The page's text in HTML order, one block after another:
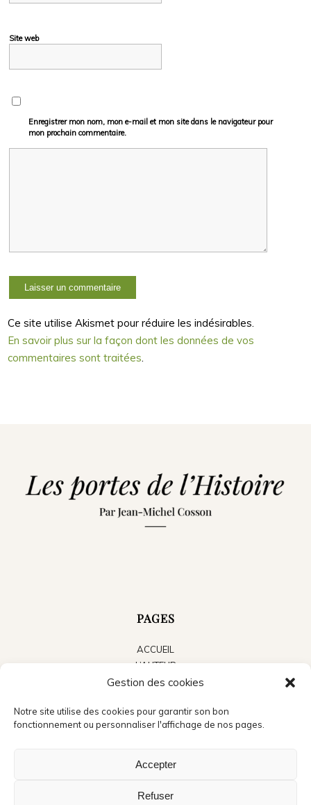
Gestion des cookies
Notre site utilise des cookies pour garantir son bon
fonctionnement ou personnaliser l'affichage de nos pages.
Accepter
Refuser
Site web
Enregistrer mon nom, mon e-mail et mon site dans le navigateur pour
mon prochain commentaire.
Ce site utilise Akismet pour réduire les indésirables.
En savoir plus sur la façon dont les données de vos
commentaires sont traitées.
PAGES
ACCUEIL
L’AUTEUR
LES LIVRES
ACTUALITÉS
PRESSE